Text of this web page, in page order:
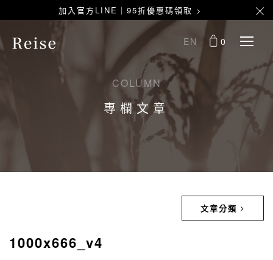
加入官方LINE｜95折優惠碼領取 >
EN 0
COLUMN
專欄文章
文章分類
1000x666_v4